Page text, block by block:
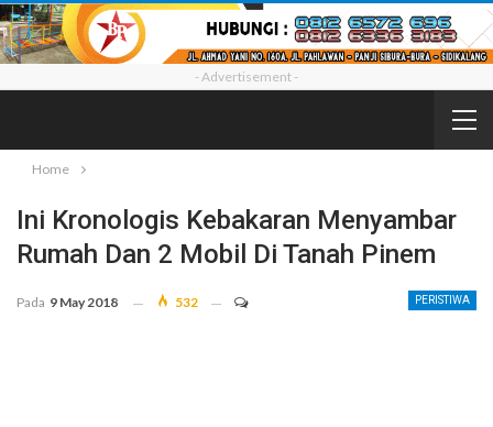
- Advertisement -
Home
Ini Kronologis Kebakaran Menyambar
Rumah Dan 2 Mobil Di Tanah Pinem
PERISTIWA
Pada 9 May 2018 532